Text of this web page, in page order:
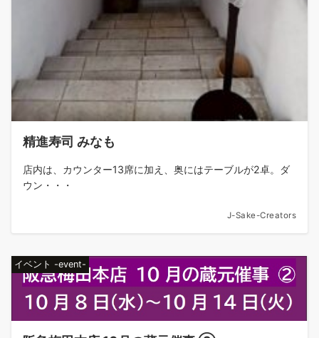
精進寿司 みなも
店内は、カウンター13席に加え、奥にはテーブルが2卓。ダ
ウン・・・
J-Sake-Creators
イベント -event-